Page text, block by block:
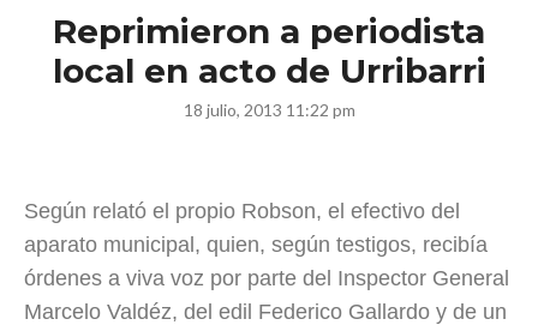
Reprimieron a periodista
local en acto de Urribarri
18 julio, 2013 11:22 pm
Según relató el propio Robson, el efectivo del
aparato municipal, quien, según testigos, recibía
órdenes a viva voz por parte del Inspector General
Marcelo Valdéz, del edil Federico Gallardo y de un